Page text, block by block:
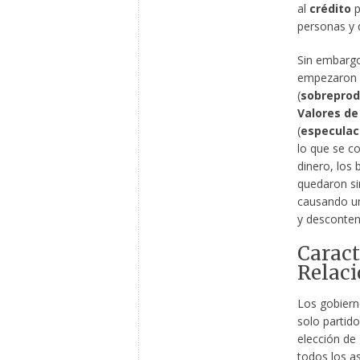
al crédito
personas y
Sin
empezaron
(
Valores
(
lo que se
dinero, los
quedaron
causando
y
Los
solo
elección
todos los